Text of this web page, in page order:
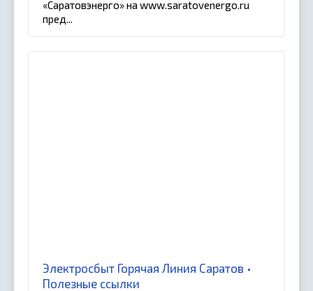
«Саратовэнерго» на www.saratovenergo.ru
пред...
Электросбыт Горячая Линия Саратов •
Полезные ссылки